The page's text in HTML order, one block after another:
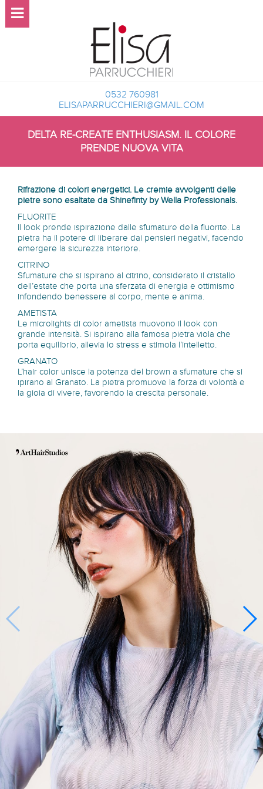
0532 760981
ELISAPARRUCCHIERI@GMAIL.COM
DELTA RE-CREATE ENTHUSIASM. IL COLORE
PRENDE NUOVA VITA
Rifrazione di colori energetici. Le cremie avvolgenti delle
pietre sono esaltate da Shinefinty by Wella Professionals.
FLUORITE
Il look prende ispirazione dalle sfumature della fluorite. La
pietra ha il potere di liberare dai pensieri negativi, facendo
emergere la sicurezza interiore.
CITRINO
Sfumature che si ispirano al citrino, considerato il cristallo
dell’estate che porta una sferzata di energia e ottimismo
infondendo benessere al corpo, mente e anima.
AMETISTA
Le microlights di color ametista muovono il look con
grande intensità. Si ispirano alla famosa pietra viola che
porta equilibrio, allevia lo stress e stimola l’intelletto.
GRANATO
L’hair color unisce la potenza del brown a sfumature che si
ipirano al Granato. La pietra promuove la forza di volontà e
la gioia di vivere, favorendo la crescita personale.